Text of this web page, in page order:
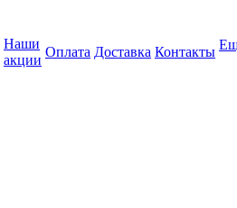
Наши
акции
Оплата Доставка Контакты